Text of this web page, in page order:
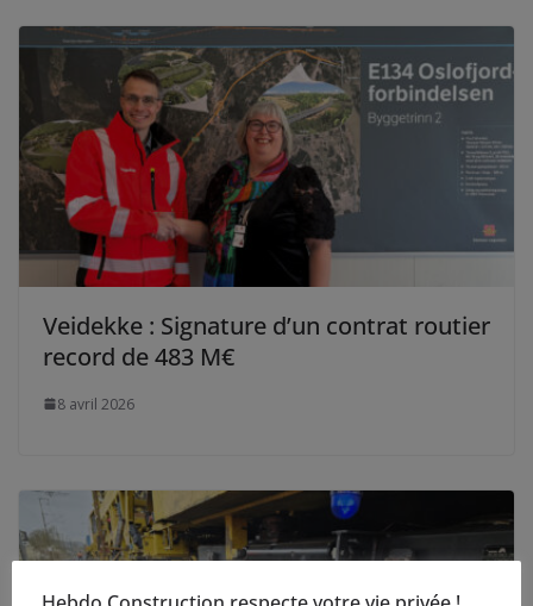
Veidekke : Signature d’un contrat routier
record de 483 M€
8 avril 2026